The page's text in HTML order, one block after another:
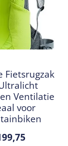
Fietsrugzak
Ventilatie
voor